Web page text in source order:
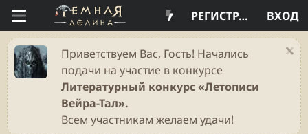
ВХОД
РЕГИСТРАЦИЯ
Приветствуем Вас, Гость! Начались
подачи на участие в конкурсе
Литературный конкурс «Летописи
Вейра-Тал».
Всем участникам желаем удачи!